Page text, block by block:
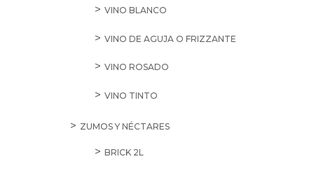
VINO BLANCO
VINO DE AGUJA O FRIZZANTE
VINO ROSADO
VINO TINTO
ZUMOS Y NÉCTARES
BRICK 2L